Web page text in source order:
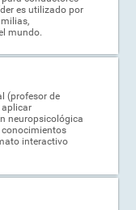
es utilizado por
mundo.
(profesor de
aplicar
neuropsicológica
conocimientos
interactivo